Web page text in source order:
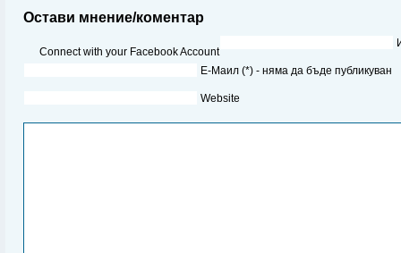
Остави мнение/коментар
Connect with your Facebook Account
Е-Маил (*) - няма да бъде публикуван
Website